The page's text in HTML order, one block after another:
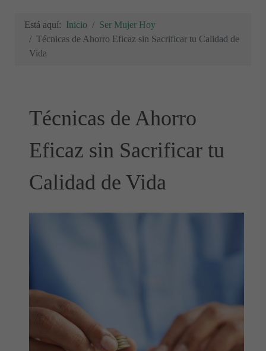
Está aquí: Inicio
Ser Mujer Hoy
Técnicas de Ahorro Eficaz sin Sacrificar tu Calidad de
Vida
Técnicas de Ahorro
Eficaz sin Sacrificar tu
Calidad de Vida